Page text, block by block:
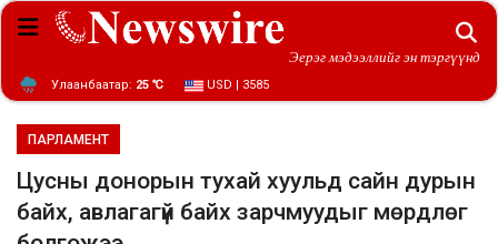
Эерэг мэдээллийг эн тэргүүнд
Улаанбаатар: 25 ℃ USD | 3585
ПАРЛАМЕНТ
Цусны донорын тухай хуульд сайн дурын
байх, авлагагүй байх зарчмуудыг мөрдлөг